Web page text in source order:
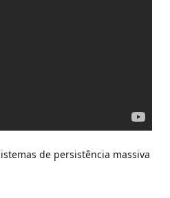
de persistência massiva